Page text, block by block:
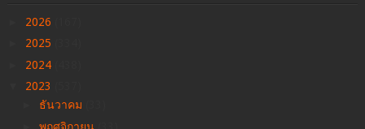
2026
2025
2024
2023
ธันวาคม
พฤศจิกายน